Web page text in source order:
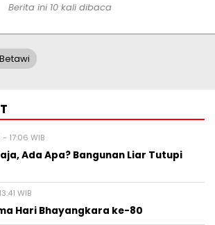
Berita ini 10 kali dibaca
17:06 WIB
Ada Apa? Bangunan Liar Tutupi
WIB
Hari Bhayangkara ke-80